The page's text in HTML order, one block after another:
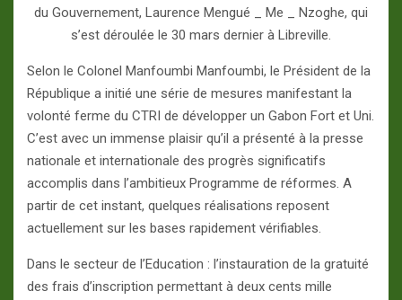
du Gouvernement, Laurence Mengué _ Me _ Nzoghe, qui
s’est déroulée le 30 mars dernier à Libreville.
Selon le Colonel Manfoumbi Manfoumbi, le Président de la
République a initié une série de mesures manifestant la
volonté ferme du CTRI de développer un Gabon Fort et Uni.
C’est avec un immense plaisir qu’il a présenté à la presse
nationale et internationale des progrès significatifs
accomplis dans l’ambitieux Programme de réformes. A
partir de cet instant, quelques réalisations reposent
actuellement sur les bases rapidement vérifiables.
Dans le secteur de l’Education : l’instauration de la gratuité
des frais d’inscription permettant à deux cents mille